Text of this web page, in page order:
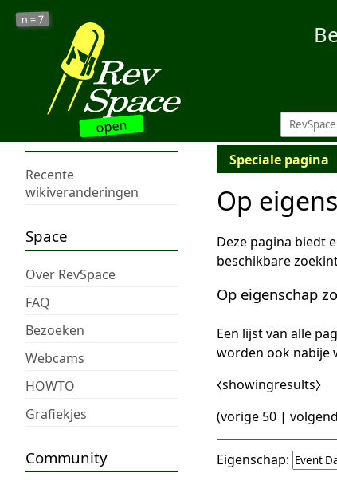
open
n =7
Recente
wikiveranderingen
Space
Over RevSpace
FAQ
Bezoeken
Webcams
HOWTO
Grafiekjes
Community
Speciale pagina
Op
Deze pagina biedt
beschikbare
Op eigenschap
Een lijst van alle
worden ook nabije
⧼showingresults⧽
(vorige 50 |
Eigenschap: